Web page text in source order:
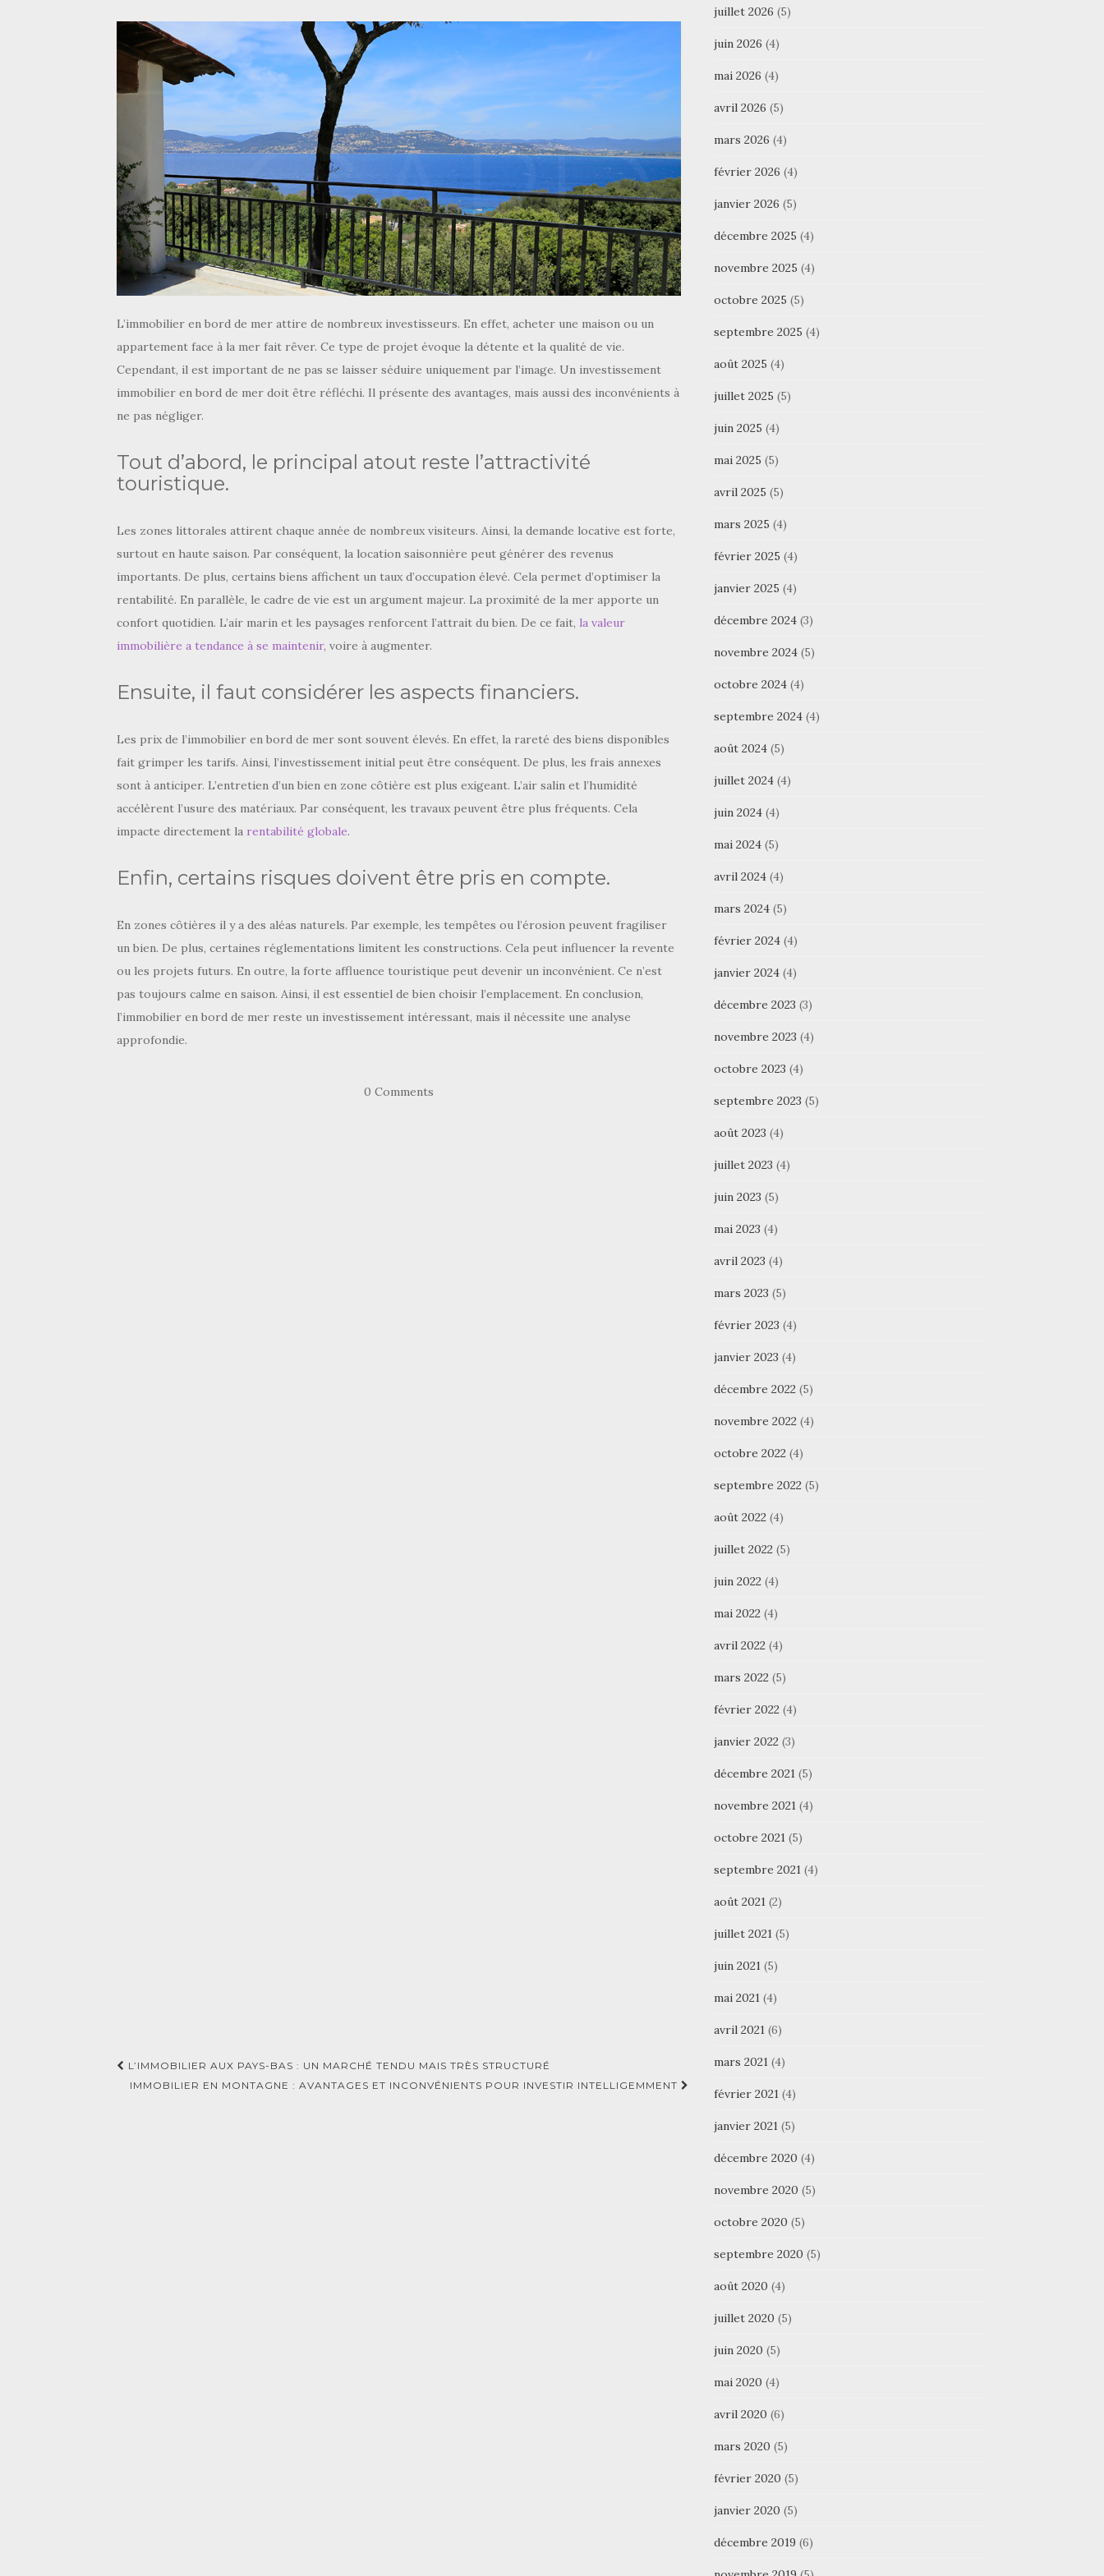
L’immobilier en bord de mer attire de nombreux investisseurs. En effet, acheter une maison ou un
appartement face à la mer fait rêver. Ce type de projet évoque la détente et la qualité de vie.
Cependant, il est important de ne pas se laisser séduire uniquement par l’image. Un investissement
immobilier en bord de mer doit être réfléchi. Il présente des avantages, mais aussi des inconvénients à
ne pas négliger.
Tout d’abord, le principal atout reste l’attractivité
touristique.
Les zones littorales attirent chaque année de nombreux visiteurs. Ainsi, la demande locative est forte,
surtout en haute saison. Par conséquent, la location saisonnière peut générer des revenus
importants. De plus, certains biens affichent un taux d’occupation élevé. Cela permet d’optimiser la
rentabilité. En parallèle, le cadre de vie est un argument majeur. La proximité de la mer apporte un
confort quotidien. L’air marin et les paysages renforcent l’attrait du bien. De ce fait, la valeur
immobilière a tendance à se maintenir, voire à augmenter.
Ensuite, il faut considérer les aspects financiers.
Les prix de l’immobilier en bord de mer sont souvent élevés. En effet, la rareté des biens disponibles
fait grimper les tarifs. Ainsi, l’investissement initial peut être conséquent. De plus, les frais annexes
sont à anticiper. L’entretien d’un bien en zone côtière est plus exigeant. L’air salin et l’humidité
accélèrent l’usure des matériaux. Par conséquent, les travaux peuvent être plus fréquents. Cela
impacte directement la rentabilité globale.
Enfin, certains risques doivent être pris en compte.
En zones côtières il y a des aléas naturels. Par exemple, les tempêtes ou l’érosion peuvent fragiliser
un bien. De plus, certaines réglementations limitent les constructions. Cela peut influencer la revente
ou les projets futurs. En outre, la forte affluence touristique peut devenir un inconvénient. Ce n’est
pas toujours calme en saison. Ainsi, il est essentiel de bien choisir l’emplacement. En conclusion,
l’immobilier en bord de mer reste un investissement intéressant, mais il nécessite une analyse
approfondie.
0 Comments
Navigation
d'article
L’IMMOBILIER AUX PAYS-BAS : UN MARCHÉ TENDU MAIS TRÈS STRUCTURÉ
IMMOBILIER EN MONTAGNE : AVANTAGES ET INCONVÉNIENTS POUR INVESTIR INTELLIGEMMENT
juillet 2026 (5)
juin 2026 (4)
mai 2026 (4)
avril 2026 (5)
mars 2026 (4)
février 2026 (4)
janvier 2026 (5)
décembre 2025 (4)
novembre 2025 (4)
octobre 2025 (5)
septembre 2025 (4)
août 2025 (4)
juillet 2025 (5)
juin 2025 (4)
mai 2025 (5)
avril 2025 (5)
mars 2025 (4)
février 2025 (4)
janvier 2025 (4)
décembre 2024(3)
novembre 2024(5)
octobre 2024(4)
septembre 2024(4)
août 2024(5)
juillet 2024(4)
juin 2024(4)
mai 2024(5)
avril 2024(4)
mars 2024(5)
février 2024(4)
janvier 2024(4)
décembre 2023 (3)
novembre 2023 (4)
octobre 2023 (4)
septembre 2023 (5)
août 2023 (4)
juillet 2023 (4)
juin 2023 (5)
mai 2023 (4)
avril 2023 (4)
mars 2023 (5)
février 2023 (4)
janvier 2023 (4)
décembre 2022 (5)
novembre 2022 (4)
octobre 2022 (4)
septembre 2022 (5)
août 2022 (4)
juillet 2022 (5)
juin 2022 (4)
mai 2022 (4)
avril 2022 (4)
mars 2022 (5)
février 2022 (4)
janvier 2022 (3)
décembre 2021(5)
novembre 2021(4)
octobre 2021(5)
septembre 2021(4)
août 2021(2)
juillet 2021(5)
juin 2021(5)
mai 2021(4)
avril 2021(6)
mars 2021(4)
février 2021(4)
janvier 2021(5)
décembre 2020 (4)
novembre 2020 (5)
octobre 2020 (5)
septembre 2020 (5)
août 2020 (4)
juillet 2020 (5)
juin 2020 (5)
mai 2020 (4)
avril 2020 (6)
mars 2020 (5)
février 2020 (5)
janvier 2020 (5)
décembre 2019 (6)